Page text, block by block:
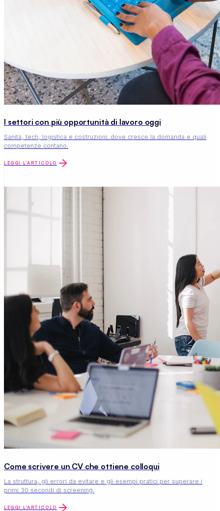
I settori con più opportunità di lavoro oggi
Sanità, tech, logistica e costruzioni: dove cresce la domanda e quali
competenze contano.
LEGGI L'ARTICOLO
Come scrivere un CV che ottiene colloqui
La struttura, gli errori da evitare e gli esempi pratici per superare i
primi 30 secondi di screening.
LEGGI L'ARTICOLO